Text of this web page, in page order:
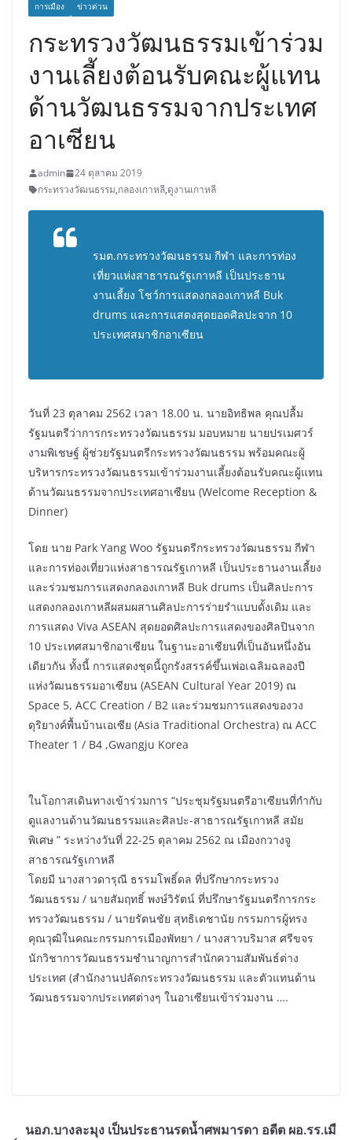
การเมือง ข่าวด่วน
กระทรวงวัฒนธรรมเข้าร่วม
งานเลี้ยงต้อนรับคณะผู้แทน
ด้านวัฒนธรรมจากประเทศ
อาเซียน
admin
24 ตุลาคม 2019
กระทรวงวัฒนธรรม,กลองเกาหลี,ดูงานเกาหลี
รมต.กระทรวงวัฒนธรรม กีฬา และการท่อง
เที่ยวแห่งสาธารณรัฐเกาหลี เป็นประธาน
งานเลี้ยง โชว์การแสดงกลองเกาหลี Buk
drums และการแสดงสุดยอดศิลปะจาก 10
ประเทศสมาชิกอาเซียน
วันที่ 23 ตุลาคม 2562 เวลา 18.00 น. นายอิทธิพล คุณปลื้ม
รัฐมนตรีว่าการกระทรวงวัฒนธรรม มอบหมาย นายปรเมศวร์
งามพิเชษฐ์ ผู้ช่วยรัฐมนตรีกระทรวงวัฒนธรรม พร้อมคณะผู้
บริหารกระทรวงวัฒนธรรมเข้าร่วมงานเลี้ยงต้อนรับคณะผู้แทน
ด้านวัฒนธรรมจากประเทศอาเซียน (Welcome Reception &
Dinner)
โดย นาย Park Yang Woo รัฐมนตรีกระทรวงวัฒนธรรม กีฬา
และการท่องเที่ยวแห่งสาธารณรัฐเกาหลี เป็นประธานงานเลี้ยง
และร่วมชมการแสดงกลองเกาหลี Buk drums เป็นศิลปะการ
แสดงกลองเกาหลีผสมผสานศิลปะการร่ายรำแบบดั้งเดิม และ
การแสดง Viva ASEAN สุดยอดศิลปะการแสดงของศิลปินจาก
10 ประเทศสมาชิกอาเซียน ในฐานะอาเซียนที่เป็นอันหนึ่งอัน
เดียวกัน ทั้งนี้ การแสดงชุดนี้ถูกรังสรรค์ขึ้นเพ่อเฉลิมฉลองปี
แห่งวัฒนธรรมอาเซียน (ASEAN Cultural Year 2019) ณ
Space 5, ACC Creation / B2 และร่วมชมการแสดงของวง
ดุริยางค์พื้นบ้านเอเซีย (Asia Traditional Orchestra) ณ ACC
Theater 1 / B4 ,Gwangju Korea
ในโอกาสเดินทางเข้าร่วมการ “ประชุมรัฐมนตรีอาเซียนที่กำกับ
ดูแลงานด้านวัฒนธรรมและศิลปะ-สาธารณรัฐเกาหลี สมัย
พิเศษ ” ระหว่างวันที่ 22-25 ตุลาคม 2562 ณ เมืองกวางจู
สาธารณรัฐเกาหลี
โดยมี นางสาวดารุณี ธรรมโพธิ์ดล ที่ปรึกษากระทรวง
วัฒนธรรม / นายสัมฤทธิ์ พงษ์วิรัตน์ ที่ปรึกษารัฐมนตรีการกระ
ทรวงวัฒนธรรม / นายรัตนชัย สุทธิเดชานัย กรรมการผู้ทรง
คุณวุฒิในคณะกรรมการเมืองพัทยา / นางสาวบริมาส ศรีขจร
นักวิชาการวัฒนธรรมชำนาญการสำนักความสัมพันธ์ต่าง
ประเทศ (สำนักงานปลัดกระทรวงวัฒนธรรม และตัวแทนด้าน
วัฒนธรรมจากประเทศต่างๆ ในอาเซียนเข้าร่วมงาน ….
นอภ.บางละมุง เป็นประธานรดน้ำศพมารดา อดีต ผอ.รร.เมื